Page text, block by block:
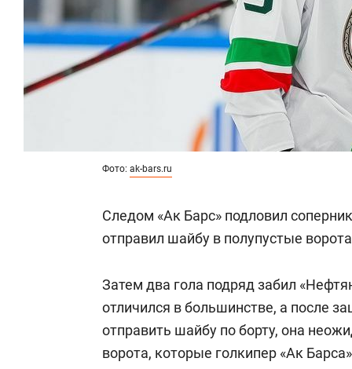
Фото: ak-bars.ru
Следом «Ак Барс» подловил
отправил шайбу в полупустые
Затем два гола подряд забил
отличился в большинстве, а после
отправить шайбу по борту, она
ворота, которые голкипер «Ак